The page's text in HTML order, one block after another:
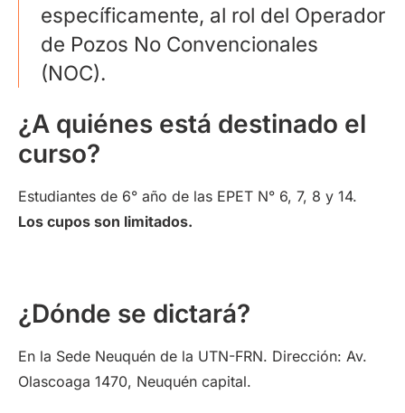
específicamente, al rol del Operador
de Pozos No Convencionales
(NOC).
¿A quiénes está destinado el
curso?
Estudiantes de 6° año de las EPET N° 6, 7, 8 y 14.
Los cupos son limitados.
¿Dónde se dictará?
En la Sede Neuquén de la UTN-FRN. Dirección: Av.
Olascoaga 1470, Neuquén capital.